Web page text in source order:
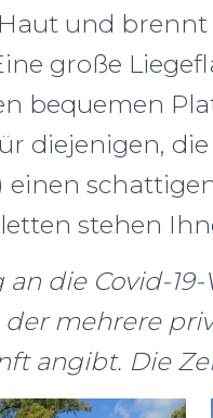
und
große
bequemen
diejenigen,
einen
stehen
an die Covid-
mehrere
angibt. Die